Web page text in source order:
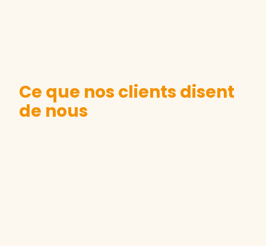
Ce que nos clients disent
de nous